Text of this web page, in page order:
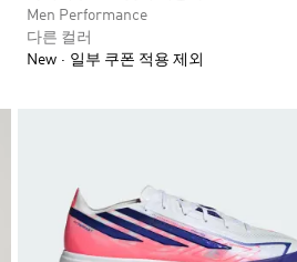
Men Performance
다른 컬러
New
일부 쿠폰 적용 제외